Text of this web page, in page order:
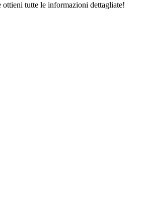
ottieni tutte le informazioni dettagliate!